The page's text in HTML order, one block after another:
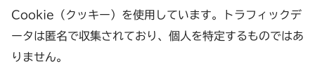
Cookie（クッキー）を使用しています。トラフィックデ
ータは匿名で収集されており、個人を特定するものではあ
りません。